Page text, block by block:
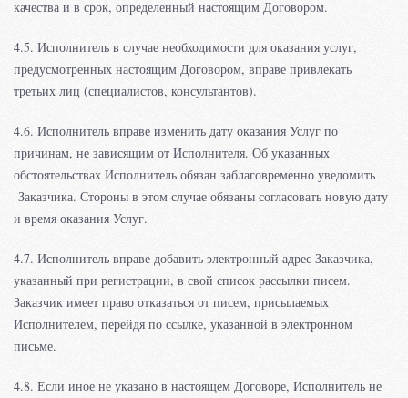
качества и в срок, определенный настоящим Договором.
4.5. Исполнитель в случае необходимости для оказания услуг,
предусмотренных настоящим Договором, вправе привлекать
третьих лиц (специалистов, консультантов).
4.6. Исполнитель вправе изменить дату оказания Услуг по
причинам, не зависящим от Исполнителя. Об указанных
обстоятельствах Исполнитель обязан заблаговременно уведомить
Заказчика. Стороны в этом случае обязаны согласовать новую дату
и время оказания Услуг.
4.7. Исполнитель вправе добавить электронный адрес Заказчика,
указанный при регистрации, в свой список рассылки писем.
Заказчик имеет право отказаться от писем, присылаемых
Исполнителем, перейдя по ссылке, указанной в электронном
письме.
4.8. Если иное не указано в настоящем Договоре, Исполнитель не